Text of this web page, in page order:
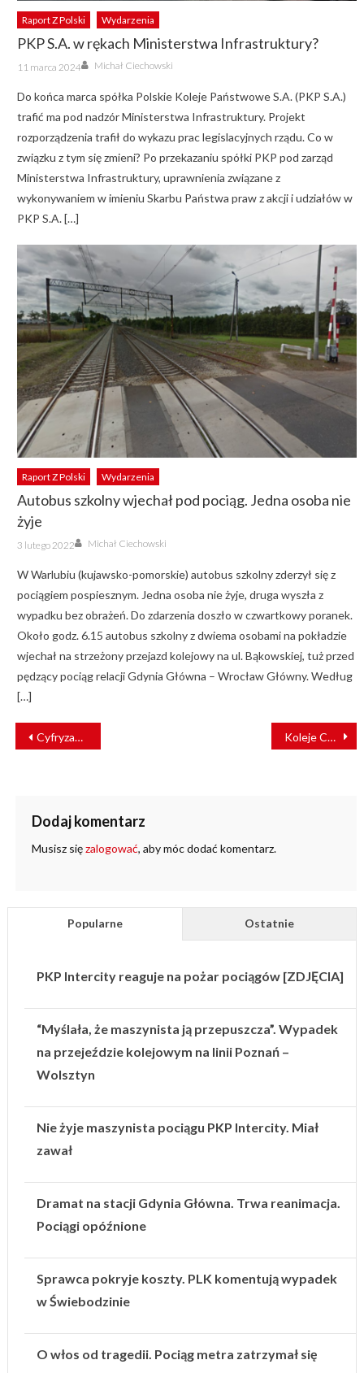
Raport Z Polski Wydarzenia
PKP S.A. w rękach Ministerstwa Infrastruktury?
Posted
on
11 marca 2024 Author
Michał Ciechowski
Do końca marca spółka Polskie Koleje Państwowe S.A. (PKP S.A.)
trafić ma pod nadzór Ministerstwa Infrastruktury. Projekt
rozporządzenia trafił do wykazu prac legislacyjnych rządu. Co w
związku z tym się zmieni? Po przekazaniu spółki PKP pod zarząd
Ministerstwa Infrastruktury, uprawnienia związane z
wykonywaniem w imieniu Skarbu Państwa praw z akcji i udziałów w
PKP S.A. […]
Raport Z Polski Wydarzenia
Autobus szkolny wjechał pod pociąg. Jedna osoba nie
żyje
Posted
on
3 lutego 2022 Author
Michał Ciechowski
W Warlubiu (kujawsko-pomorskie) autobus szkolny zderzył się z
pociągiem pospiesznym. Jedna osoba nie żyje, druga wyszła z
wypadku bez obrażeń. Do zdarzenia doszło w czwartkowy poranek.
Około godz. 6.15 autobus szkolny z dwiema osobami na pokładzie
wjechał na strzeżony przejazd kolejowy na ul. Bąkowskiej, tuż przed
pędzący pociąg relacji Gdynia Główna – Wrocław Główny. Według
[…]
NAWIGACJA
WPISU
Cyfryzacja i modernizacja kolei tematem przewodnim listopadowego “Raportu Kolejowego” [FILM] Koleje Czeskie wygrały sądowy spór z firmą Stadler
Dodaj komentarz
Musisz sięzalogować, aby móc dodać komentarz.
Popularne Ostatnie
PKP Intercity reaguje na pożar pociągów [ZDJĘCIA]
“Myślała, że maszynista ją przepuszcza”. Wypadek
na przejeździe kolejowym na linii Poznań –
Wolsztyn
Nie żyje maszynista pociągu PKP Intercity. Miał
zawał
Dramat na stacji Gdynia Główna. Trwa reanimacja.
Pociągi opóźnione
Sprawca pokryje koszty. PLK komentują wypadek
w Świebodzinie
O włos od tragedii. Pociąg metra zatrzymał się